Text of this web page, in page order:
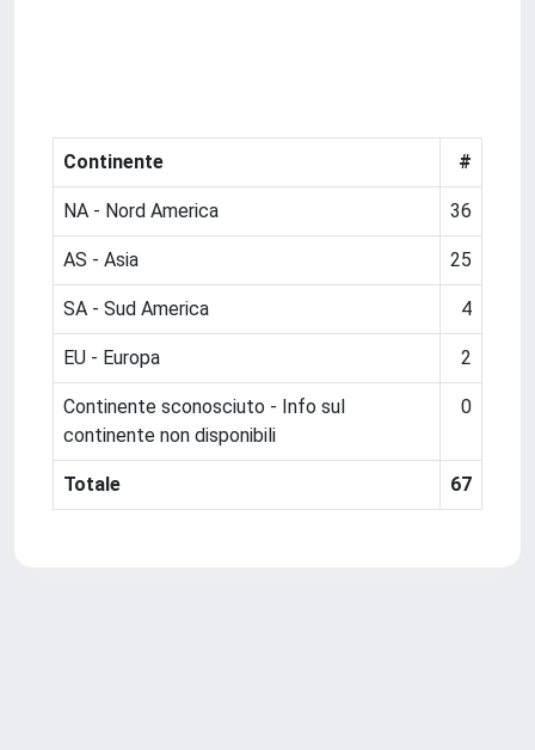
Continente #
NA - Nord America 36
AS - Asia 25
SA - Sud America 4
EU - Europa 2
Continente sconosciuto - Info sul
continente non disponibili
0
Totale 67